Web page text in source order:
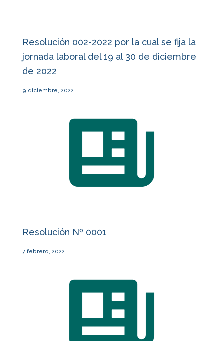
Resolución 002-2022 por la cual se fija la
jornada laboral del 19 al 30 de diciembre
de 2022
9 diciembre, 2022
Resolución Nº 0001
7 febrero, 2022